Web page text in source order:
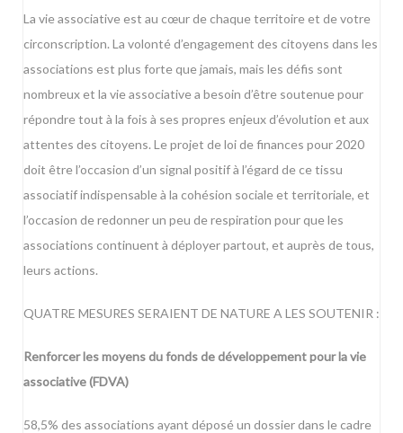
La vie associative est au cœur de chaque territoire et de votre
circonscription. La volonté d’engagement des citoyens dans les
associations est plus forte que jamais, mais les défis sont
nombreux et la vie associative a besoin d’être soutenue pour
répondre tout à la fois à ses propres enjeux d’évolution et aux
attentes des citoyens. Le projet de loi de finances pour 2020
doit être l’occasion d’un signal positif à l’égard de ce tissu
associatif indispensable à la cohésion sociale et territoriale, et
l’occasion de redonner un peu de respiration pour que les
associations continuent à déployer partout, et auprès de tous,
leurs actions.
QUATRE MESURES SERAIENT DE NATURE A LES SOUTENIR :
Renforcer les moyens du fonds de développement pour la vie
associative (FDVA)
58,5% des associations ayant déposé un dossier dans le cadre